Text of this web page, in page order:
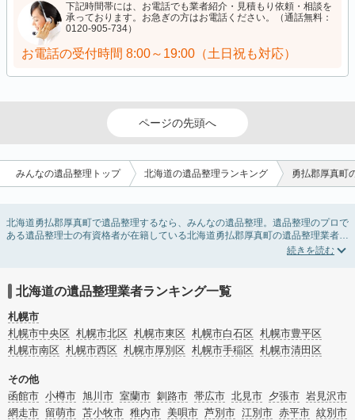
下記時間帯には、お電話でも業者紹介・見積もり依頼・相談を
承っております。お急ぎの方はお電話ください。（通話無料：
0120-905-734）
お電話の受付時間 8:00～19:00（土日祝も対応）
ページの先頭へ
みんなの遺品整理トップ 北海道の遺品整理ランキング 勇払郡厚真町
北海道勇払郡厚真町で遺品整理するなら、みんなの遺品整理。遺品整理のプロで
ある遺品整理士の有資格者が在籍している北海道勇払郡厚真町の遺品整理業者が
掲載されています。遺品処分を即日対応してくれる実家の片付け業者や遺品整理
ービスで絞り込み条件を利用し検索してみましょう。
ゴミの処分方法や親の家の遺品整理をはじめる時期などお役立ち情報も豊富なの
で、チェックしてみてください。
北海道の遺品整理業者ランキング一覧
札幌市
札幌市中央区 札幌市北区 札幌市東区 札幌市白石区 札幌市豊平区
札幌市南区 札幌市西区 札幌市厚別区 札幌市手稲区 札幌市清田区
その他
函館市 小樽市 旭川市 室蘭市 釧路市 帯広市 北見市 夕張市 岩見沢市
網走市 留萌市 苫小牧市 稚内市 美唄市 芦別市 江別市 赤平市 紋別市